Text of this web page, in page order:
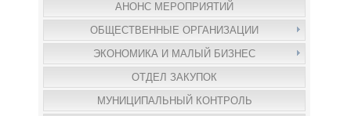
АНОНС МЕРОПРИЯТИЙ
ОБЩЕСТВЕННЫЕ ОРГАНИЗАЦИИ
ЭКОНОМИКА И МАЛЫЙ БИЗНЕС
ОТДЕЛ ЗАКУПОК
МУНИЦИПАЛЬНЫЙ КОНТРОЛЬ